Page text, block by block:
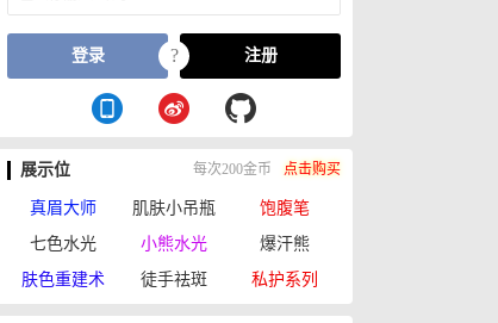
登录 ? 注册
展示位 每次200金币 点击购买
真眉大师 肌肤小吊瓶
饱腹笔
七色水光
小熊水光
爆汗熊
肤色重建术
徒手祛斑 私护系列